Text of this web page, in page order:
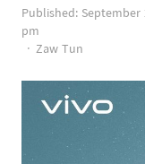
Published: September
pm
Author
Zaw Tun